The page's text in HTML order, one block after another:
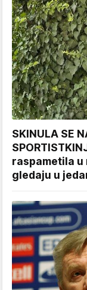
SKINULA SE
raspametila u
gledaju u